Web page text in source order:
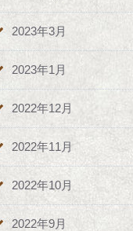
2023年3月
2023年1月
2022年12月
2022年11月
2022年10月
2022年9月